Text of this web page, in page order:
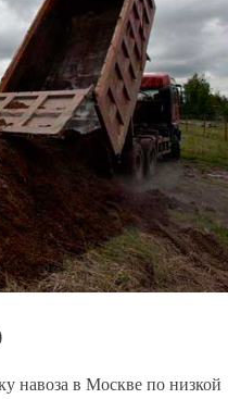
навоза в Москве по низкой